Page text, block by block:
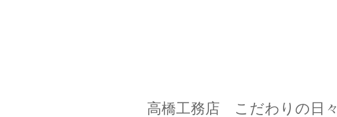
高橋工務店 こだわりの日々